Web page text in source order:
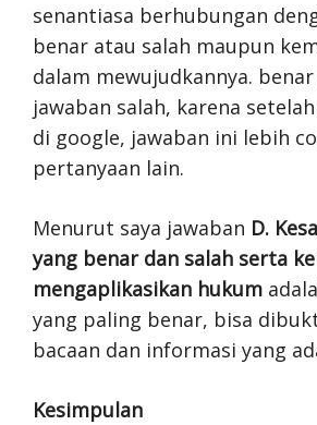
senantiasa berhubungan
benar atau salah maupun
dalam mewujudkannya.
jawaban salah, karena
di google, jawaban ini lebih
pertanyaan lain.
Menurut saya jawaban D.
yang benar dan salah serta
mengaplikasikan hukum
yang paling benar, bisa
bacaan dan informasi yang
Kesimpulan